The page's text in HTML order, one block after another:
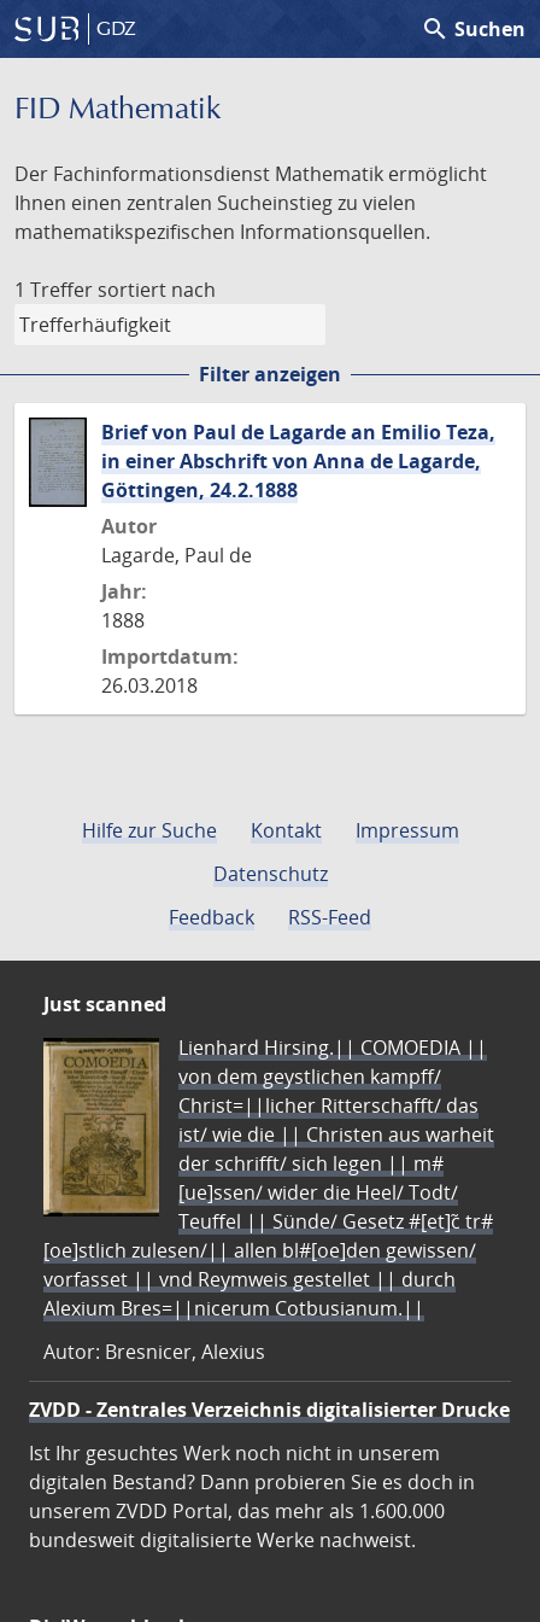
GDZ search Suchen
FID Mathematik
Der Fachinformationsdienst Mathematik ermöglicht
Ihnen einen zentralen Sucheinstieg zu vielen
mathematikspezifischen Informationsquellen.
1 Treffer sortiert nach
Filter anzeigen
Brief von Paul de Lagarde an Emilio Teza,
in einer Abschrift von Anna de Lagarde,
Göttingen, 24.2.1888
Autor
Lagarde, Paul de
Jahr:
1888
Importdatum:
26.03.2018
Hilfe zur Suche Kontakt
Impressum
Datenschutz
Feedback
RSS-Feed
Just scanned
Lienhard Hirsing.|| COMOEDIA ||
von dem geystlichen kampff/
Christ=||licher Ritterschafft/ das
ist/ wie die || Christen aus warheit
der schrifft/ sich legen || m#
[ue]ssen/ wider die Heel/ Todt/
Teuffel || Sünde/ Gesetz #[et]c̃ tr#
[oe]stlich zulesen/|| allen bl#[oe]den gewissen/
vorfasset || vnd Reymweis gestellet || durch
Alexium Bres=||nicerum Cotbusianum.||
Autor: Bresnicer, Alexius
ZVDD - Zentrales Verzeichnis digitalisierter Drucke
Ist Ihr gesuchtes Werk noch nicht in unserem
digitalen Bestand? Dann probieren Sie es doch in
unserem ZVDD Portal, das mehr als 1.600.000
bundesweit digitalisierte Werke nachweist.